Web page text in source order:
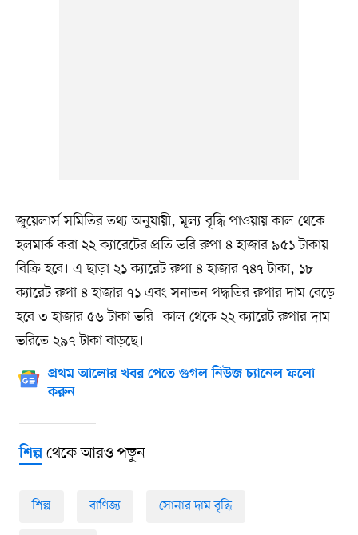
জুয়েলার্স সমিতির তথ্য অনুযায়ী, মূল্য বৃদ্ধি পাওয়ায় কাল থেকে
হলমার্ক করা ২২ ক্যারেটের প্রতি ভরি রুপা ৪ হাজার ৯৫১ টাকায়
বিক্রি হবে। এ ছাড়া ২১ ক্যারেট রুপা ৪ হাজার ৭৪৭ টাকা, ১৮
ক্যারেট রুপা ৪ হাজার ৭১ এবং সনাতন পদ্ধতির রুপার দাম বেড়ে
হবে ৩ হাজার ৫৬ টাকা ভরি। কাল থেকে ২২ ক্যারেট রুপার দাম
ভরিতে ২৯৭ টাকা বাড়ছে।
প্রথম আলোর খবর পেতে গুগল নিউজ চ্যানেল ফলো
করুন
শিল্পথেকে আরও পড়ুন
শিল্প বাণিজ্য সোনার দাম বৃদ্ধি